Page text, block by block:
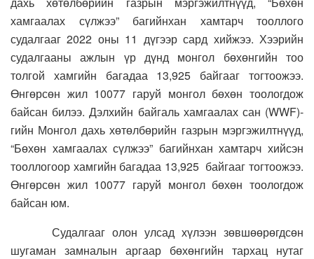
хамгаалах сүлжээ” багийнхан хамтарч тооллого
судалгааг 2022 оны 11 дүгээр сард хийжээ. Хээрийн
судалгааны ажлын үр дүнд монгол бөхөнгийн тоо
толгой хамгийн багадаа 13,925 байгааг тогтоожээ.
Өнгөрсөн жил 10077 гаруй монгол бөхөн тоологдож
байсан билээ. Дэлхийн байгаль хамгаалах сан (WWF)-
гийн Монгол дахь хөтөлбөрийн газрын мэргэжилтнүүд,
“Бөхөн хамгаалах сүлжээ” багийнхан хамтарч хийсэн
тооллогоор хамгийн багадаа 13,925 байгааг тогтоожээ.
Өнгөрсөн жил 10077 гаруй монгол бөхөн тоологдож
байсан юм.
Судалгааг олон улсад хүлээн зөвшөөрөгдсөн
шугаман замналын аргаар бөхөнгийн тархац нутаг